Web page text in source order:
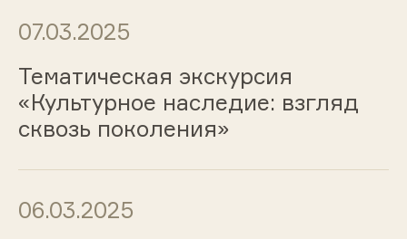
07.03.2025
Тематическая экскурсия
«Культурное наследие: взгляд
сквозь поколения»
06.03.2025